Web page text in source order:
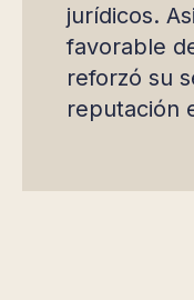
jurídicos.
favorable
reforzó su
reputación